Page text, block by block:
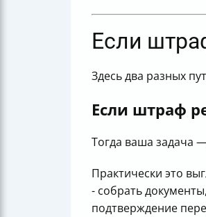
Если
Здесь два разных
Если штраф
Тогда ваша задача
Практически это
- собрать
подтверждение